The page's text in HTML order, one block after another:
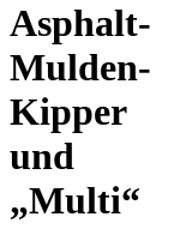
Asphalt-
Mulden-
Kipper
und
„Multi“